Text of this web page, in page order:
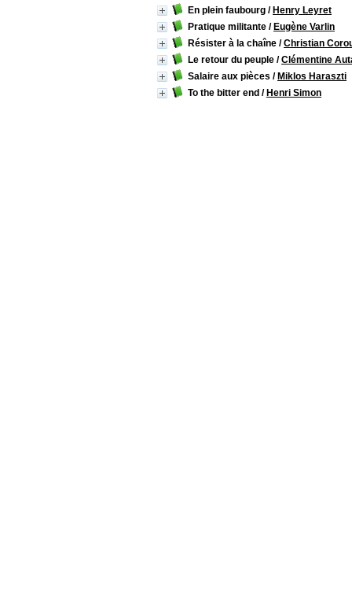
En plein faubourg / Henry Leyret
Pratique militante / Eugène Varlin
Résister à la chaîne /Christian
Le retour du peuple /Clémentine
Salaire aux pièces / Miklos Haraszti
To the bitter end / Henri Simon